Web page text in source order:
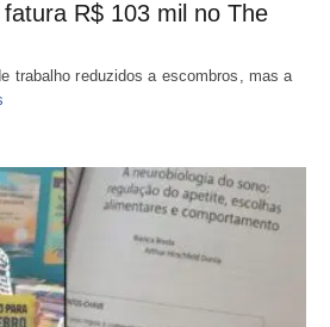
R$ 103 mil no The
trabalho reduzidos a escombros, mas a